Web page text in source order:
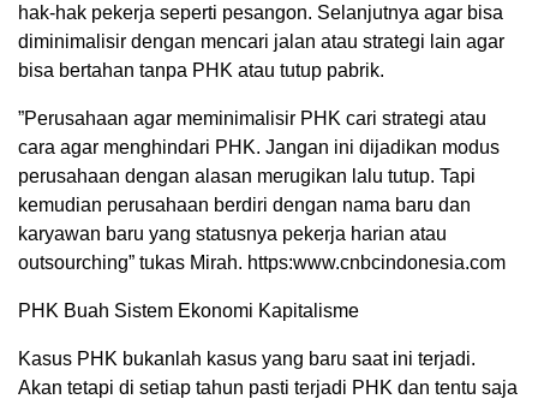
hak-hak pekerja seperti pesangon. Selanjutnya agar bisa
diminimalisir dengan mencari jalan atau strategi lain agar
bisa bertahan tanpa PHK atau tutup pabrik.
”Perusahaan agar meminimalisir PHK cari strategi atau
cara agar menghindari PHK. Jangan ini dijadikan modus
perusahaan dengan alasan merugikan lalu tutup. Tapi
kemudian perusahaan berdiri dengan nama baru dan
karyawan baru yang statusnya pekerja harian atau
outsourching” tukas Mirah. https:www.cnbcindonesia.com
PHK Buah Sistem Ekonomi Kapitalisme
Kasus PHK bukanlah kasus yang baru saat ini terjadi.
Akan tetapi di setiap tahun pasti terjadi PHK dan tentu saja